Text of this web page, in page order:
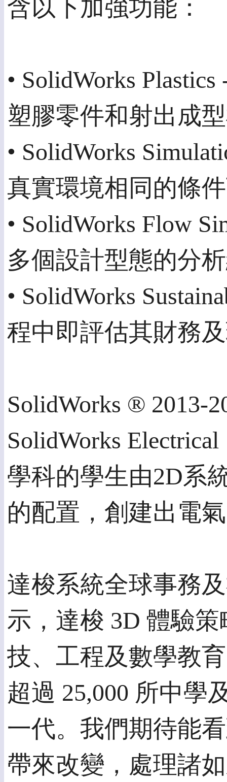
含以下加強功能：
• SolidWorks
塑膠零件和射出成
• SolidWorks
真實環境相同的條
• SolidWorks Flow
多個設計型態的分
• SolidWorks
程中即評估其財務
SolidWorks ® 2013-
SolidWorks
學科的學生由2D系
的配置，創建出電
達梭系統全球事務
示，達梭 3D 體驗
技、工程及數學教
超過 25,000 所中學
一代。我們期待能
帶來改變，處理諸